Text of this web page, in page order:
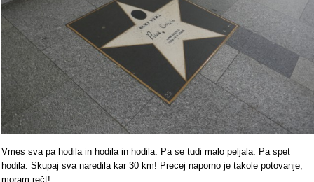
Vmes sva pa hodila in hodila in hodila. Pa se tudi malo peljala. Pa spet
hodila. Skupaj sva naredila kar 30 km! Precej naporno je takole potovanje,
moram rečt!